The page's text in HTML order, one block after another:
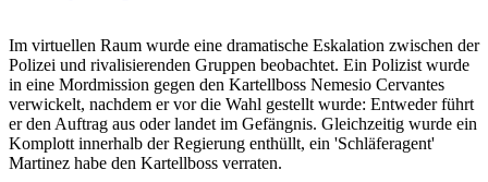
Im virtuellen Raum wurde eine dramatische Eskalation zwischen der
Polizei und rivalisierenden Gruppen beobachtet. Ein Polizist wurde
in eine Mordmission gegen den Kartellboss Nemesio Cervantes
verwickelt, nachdem er vor die Wahl gestellt wurde: Entweder führt
er den Auftrag aus oder landet im Gefängnis. Gleichzeitig wurde ein
Komplott innerhalb der Regierung enthüllt, ein 'Schläferagent'
Martinez habe den Kartellboss verraten.